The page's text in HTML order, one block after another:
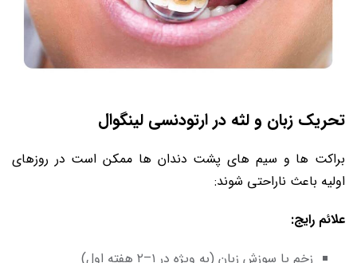
تحریک زبان و لثه در ارتودنسی لینگوال
براکت ها و سیم های پشت دندان ها ممکن است در روزهای
اولیه باعث ناراحتی شوند:
علائم رایج:
زخم یا سوزش زبان (به ویژه در ۱–۲ هفته اول)